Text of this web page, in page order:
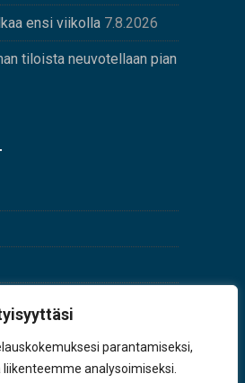
parantamiseksi,
analysoimiseksi.
ensi viikolla 7.8.2026
tiloista neuvotellaan pian